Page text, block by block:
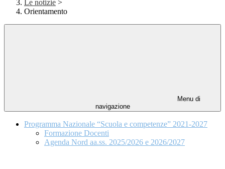
Le notizie >
Orientamento
Menu di
navigazione
Programma Nazionale “Scuola e competenze” 2021-2027
Formazione Docenti
Agenda Nord aa.ss. 2025/2026 e 2026/2027